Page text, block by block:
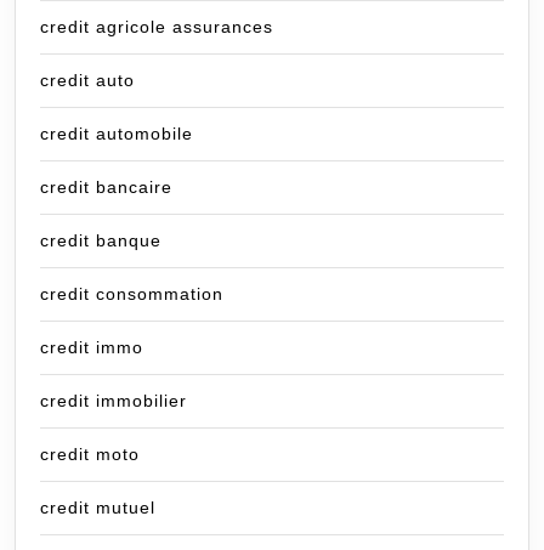
credit agricole assurances
credit auto
credit automobile
credit bancaire
credit banque
credit consommation
credit immo
credit immobilier
credit moto
credit mutuel